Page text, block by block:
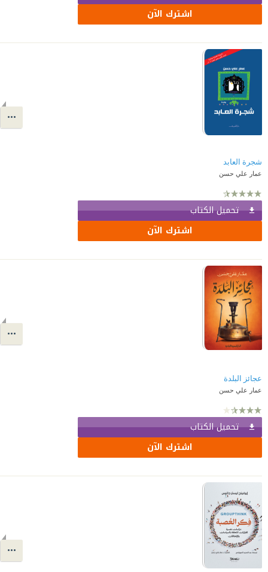
اشترك الآن
شجرة العابد
عمار علي حسن
تحميل الكتاب
اشترك الآن
عجائز البلدة
عمار علي حسن
تحميل الكتاب
اشترك الآن